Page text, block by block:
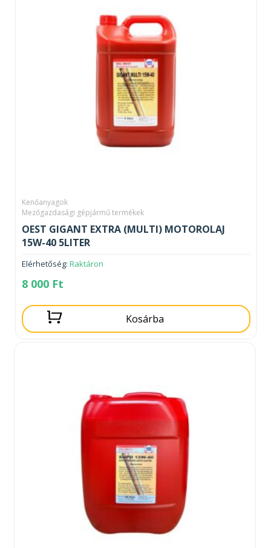
Kenőanyagok
Mezőgazdasági gépjármű termékek
OEST GIGANT EXTRA (MULTI) MOTOROLAJ
15W-40 5LITER
Elérhetőség: Raktáron
8 000 Ft
Kosárba